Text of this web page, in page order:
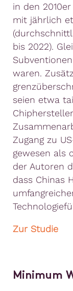
in den
mit jährlich
bis 2022).
waren.
seien etwa
Zugang zu
gewesen als
der Autoren
dass Chinas
Zur Studie
Minimum